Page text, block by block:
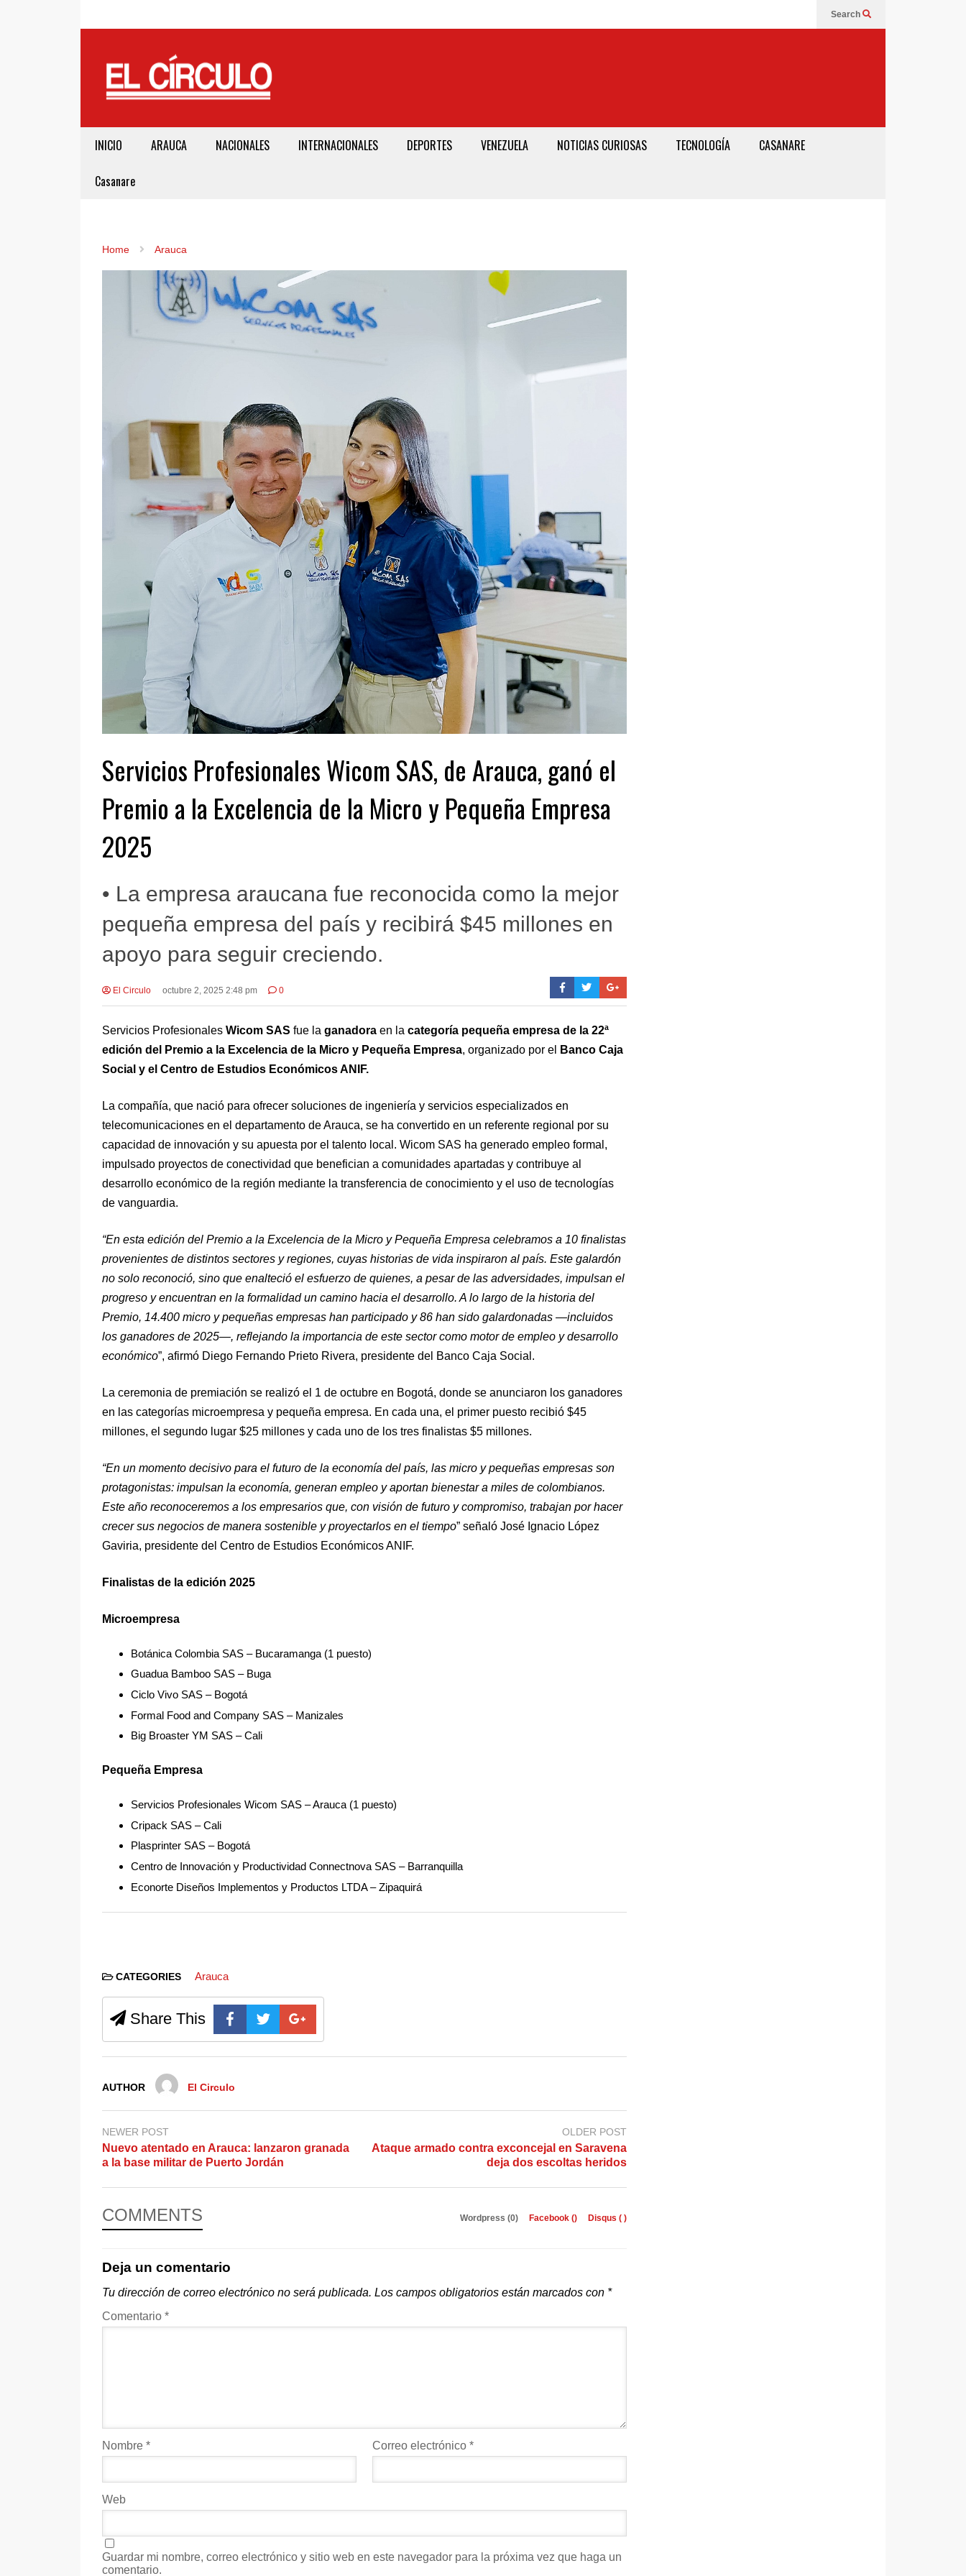
Search
INICIO ARAUCA NACIONALES INTERNACIONALES DEPORTES VENEZUELA NOTICIAS CURIOSAS TECNOLOGÍA CASANARE
Casanare
Home Arauca
Servicios Profesionales Wicom SAS, de Arauca, ganó el
Premio a la Excelencia de la Micro y Pequeña Empresa
2025
• La empresa araucana fue reconocida como la mejor
pequeña empresa del país y recibirá $45 millones en
apoyo para seguir creciendo.
El Circulo octubre 2, 2025 2:48 pm 0
Servicios Profesionales Wicom SAS fue la ganadora en la categoría pequeña empresa de la 22ª
edición del Premio a la Excelencia de la Micro y Pequeña Empresa, organizado por el
Banco Caja
Social y el Centro de Estudios Económicos ANIF.
La compañía, que nació para ofrecer soluciones de ingeniería y servicios especializados en
telecomunicaciones en el departamento de Arauca, se ha convertido en un referente regional por su
capacidad de innovación y su apuesta por el talento local. Wicom SAS ha generado empleo formal,
impulsado proyectos de conectividad que benefician a comunidades apartadas y contribuye al
desarrollo económico de la región mediante la transferencia de conocimiento y el uso de tecnologías
de vanguardia.
“En esta edición del Premio a la Excelencia de la Micro y Pequeña Empresa celebramos a 10 finalistas
provenientes de distintos sectores y regiones, cuyas historias de vida inspiraron al país. Este galardón
no solo reconoció, sino que enalteció el esfuerzo de quienes, a pesar de las adversidades, impulsan el
progreso y encuentran en la formalidad un camino hacia el desarrollo. A lo largo de la historia del
Premio, 14.400 micro y pequeñas empresas han participado y 86 han sido galardonadas —incluidos
los ganadores de 2025—, reflejando la importancia de este sector como motor de empleo y desarrollo
económico”, afirmó Diego Fernando Prieto Rivera, presidente del Banco Caja Social.
La ceremonia de premiación se realizó el 1 de octubre en Bogotá, donde se anunciaron los ganadores
en las categorías microempresa y pequeña empresa. En cada una, el primer puesto recibió $45
millones, el segundo lugar $25 millones y cada uno de los tres finalistas $5 millones.
“En un momento decisivo para el futuro de la economía del país, las micro y pequeñas empresas son
protagonistas: impulsan la economía, generan empleo y aportan bienestar a miles de colombianos.
Este año reconoceremos a los empresarios que, con visión de futuro y compromiso, trabajan por hacer
crecer sus negocios de manera sostenible y proyectarlos en el tiempo” señaló José Ignacio López
Gaviria, presidente del Centro de Estudios Económicos ANIF.
Finalistas de la edición 2025
Microempresa
Botánica Colombia SAS – Bucaramanga (1 puesto)
Guadua Bamboo SAS – Buga
Ciclo Vivo SAS – Bogotá
Formal Food and Company SAS – Manizales
Big Broaster YM SAS – Cali
Pequeña Empresa
Servicios Profesionales Wicom SAS – Arauca (1 puesto)
Cripack SAS – Cali
Plasprinter SAS – Bogotá
Centro de Innovación y Productividad Connectnova SAS – Barranquilla
Econorte Diseños Implementos y Productos LTDA – Zipaquirá
CATEGORIES Arauca
Share This
AUTHOR El Circulo
NEWER POST
Nuevo atentado en Arauca: lanzaron granada
a la base militar de Puerto Jordán
OLDER POST
Ataque armado contra exconcejal en Saravena
deja dos escoltas heridos
COMMENTS Wordpress (0) Facebook () Disqus ( )
Deja un comentario
Tu dirección de correo electrónico no será publicada. Los campos obligatorios están marcados con *
Comentario *
Nombre * Correo electrónico *
Web
Guardar mi nombre, correo electrónico y sitio web en este navegador para la próxima vez que haga un
comentario.